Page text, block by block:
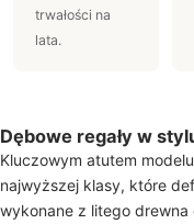
trwałości na
lata.
Dębowe regały w
Kluczowym atutem
najwyższej klasy, które
wykonane z litego